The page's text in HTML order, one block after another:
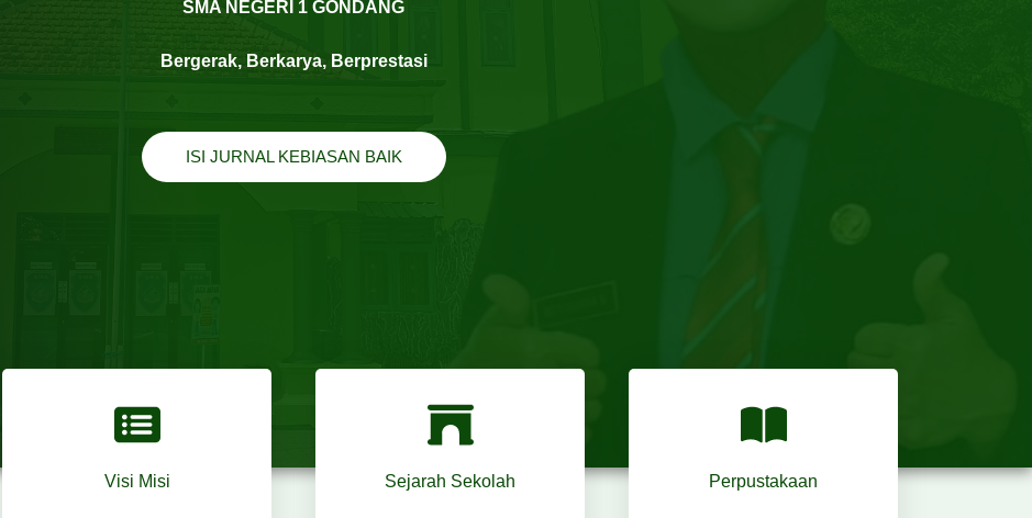
SMA NEGERI 1 GONDANG
Bergerak, Berkarya, Berprestasi
ISI JURNAL KEBIASAN BAIK
Visi Misi Sejarah Sekolah Perpustakaan